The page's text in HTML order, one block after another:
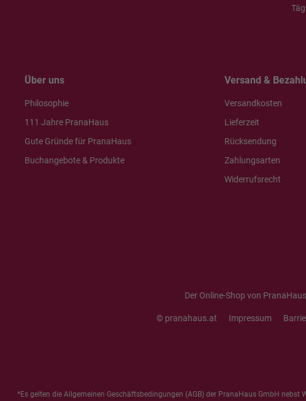
Über uns
Philosophie
111 Jahre PranaHaus
Gute Gründe für PranaHaus
Buchangebote & Produkte
Versand &
Versandkosten
Lieferzeit
Rücksendung
Zahlungsarten
Widerrufsrecht
Der Online-Shop von
© pranahaus.at Impressum
*Es gelten die Allgemeinen Geschäftsbedingungen (AGB) der PranaHaus GmbH nebst